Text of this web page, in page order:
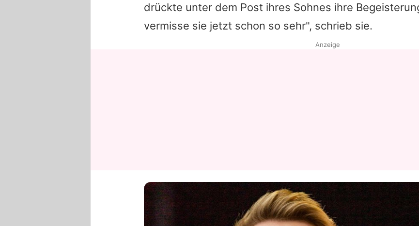
drückte unter dem Post ihres Sohnes ihre
vermisse sie jetzt schon so sehr", schrieb sie.
Anzeige